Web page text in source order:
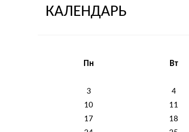
КАЛЕНДАРЬ
Пн Вт
3
4
10
11
17
18